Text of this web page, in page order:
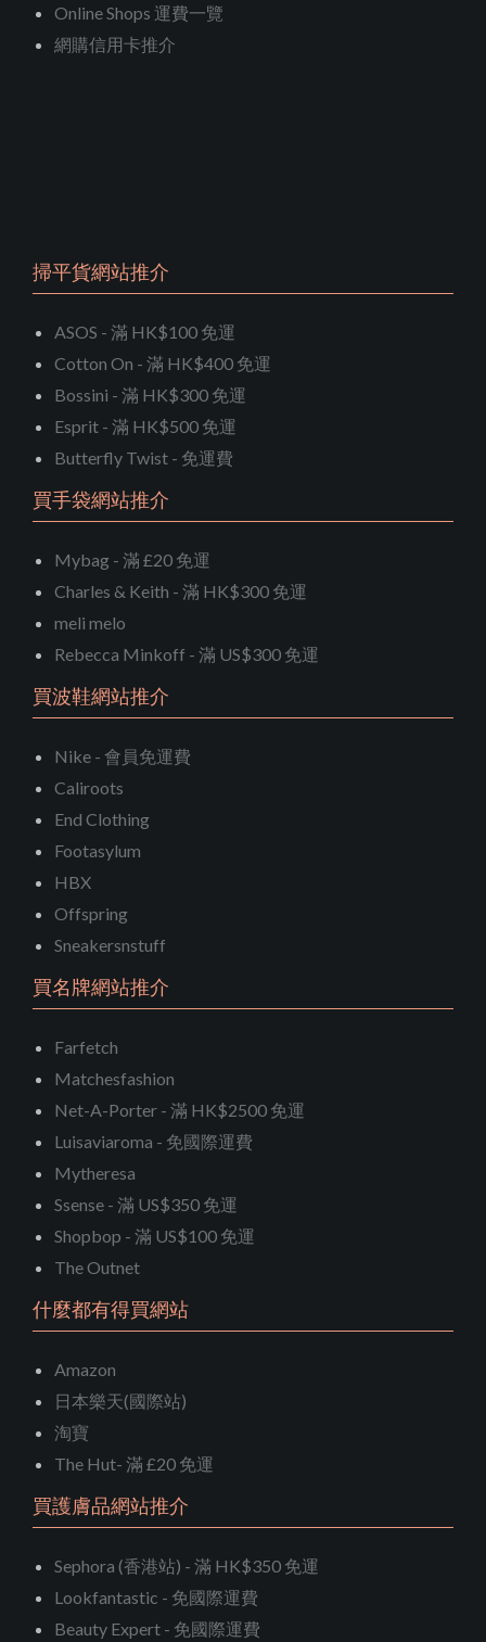
Online Shops 運費一覽
網購信用卡推介
掃平貨網站推介
ASOS - 滿 HK$100 免運
Cotton On - 滿 HK$400 免運
Bossini - 滿 HK$300 免運
Esprit - 滿 HK$500 免運
Butterfly Twist - 免運費
買手袋網站推介
Mybag - 滿 £20 免運
Charles & Keith - 滿 HK$300 免運
meli melo
Rebecca Minkoff - 滿 US$300 免運
買波鞋網站推介
Nike - 會員免運費
Caliroots
End Clothing
Footasylum
HBX
Offspring
Sneakersnstuff
買名牌網站推介
Farfetch
Matchesfashion
Net-A-Porter - 滿 HK$2500 免運
Luisaviaroma - 免國際運費
Mytheresa
Ssense - 滿 US$350 免運
Shopbop - 滿 US$100 免運
The Outnet
什麼都有得買網站
Amazon
日本樂天(國際站)
淘寶
The Hut- 滿 £20 免運
買護膚品網站推介
Sephora (香港站) - 滿 HK$350 免運
Lookfantastic - 免國際運費
Beauty Expert - 免國際運費